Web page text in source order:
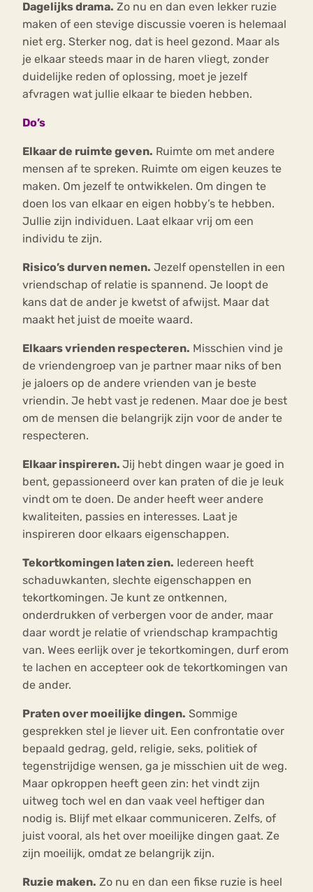
Dagelijks drama. Zo nu en dan even lekker ruzie
maken of een stevige discussie voeren is helemaal
niet erg. Sterker nog, dat is heel gezond. Maar als
je elkaar steeds maar in de haren vliegt, zonder
duidelijke reden of oplossing, moet je jezelf
afvragen wat jullie elkaar te bieden hebben.
Do’s
Elkaar de ruimte geven. Ruimte om met andere
mensen af te spreken. Ruimte om eigen keuzes te
maken. Om jezelf te ontwikkelen. Om dingen te
doen los van elkaar en eigen hobby’s te hebben.
Jullie zijn individuen. Laat elkaar vrij om een
individu te zijn.
Risico’s durven nemen. Jezelf openstellen in een
vriendschap of relatie is spannend. Je loopt de
kans dat de ander je kwetst of afwijst. Maar dat
maakt het juist de moeite waard.
Elkaars vrienden respecteren. Misschien vind je
de vriendengroep van je partner maar niks of ben
je jaloers op de andere vrienden van je beste
vriendin. Je hebt vast je redenen. Maar doe je best
om de mensen die belangrijk zijn voor de ander te
respecteren.
Elkaar inspireren. Jij hebt dingen waar je goed in
bent, gepassioneerd over kan praten of die je leuk
vindt om te doen. De ander heeft weer andere
kwaliteiten, passies en interesses. Laat je
inspireren door elkaars eigenschappen.
Tekortkomingen laten zien. Iedereen heeft
schaduwkanten, slechte eigenschappen en
tekortkomingen. Je kunt ze ontkennen,
onderdrukken of verbergen voor de ander, maar
daar wordt je relatie of vriendschap krampachtig
van. Wees eerlijk over je tekortkomingen, durf erom
te lachen en accepteer ook de tekortkomingen van
de ander.
Praten over moeilijke dingen. Sommige
gesprekken stel je liever uit. Een confrontatie over
bepaald gedrag, geld, religie, seks, politiek of
tegenstrijdige wensen, ga je misschien uit de weg.
Maar opkroppen heeft geen zin: het vindt zijn
uitweg toch wel en dan vaak veel heftiger dan
nodig is. Blijf met elkaar communiceren. Zelfs, of
juist vooral, als het over moeilijke dingen gaat. Ze
zijn moeilijk, omdat ze belangrijk zijn.
Ruzie maken. Zo nu en dan een fikse ruzie is heel